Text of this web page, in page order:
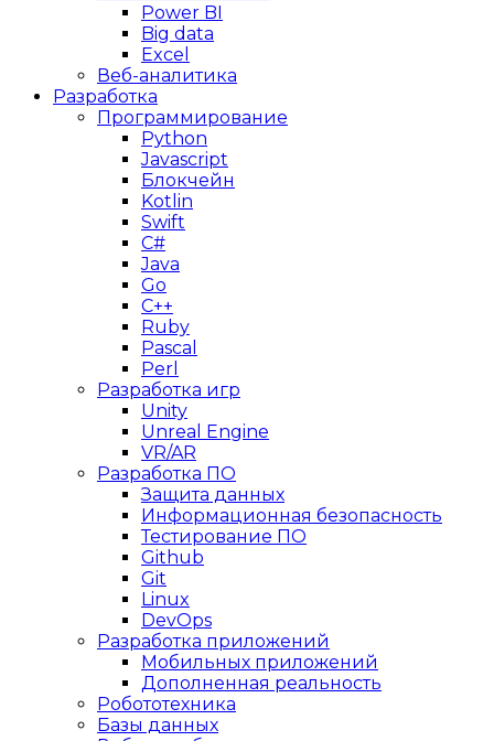
Power BI
Big data
Excel
Веб-аналитика
Разработка
Программирование
Python
Javascript
Блокчейн
Kotlin
Swift
C#
Java
Go
C++
Ruby
Pascal
Perl
Разработка игр
Unity
Unreal Engine
VR/AR
Разработка ПО
Защита данных
Информационная безопасность
Тестирование ПО
Github
Git
Linux
DevOps
Разработка приложений
Мобильных приложений
Дополненная реальность
Робототехника
Базы данных